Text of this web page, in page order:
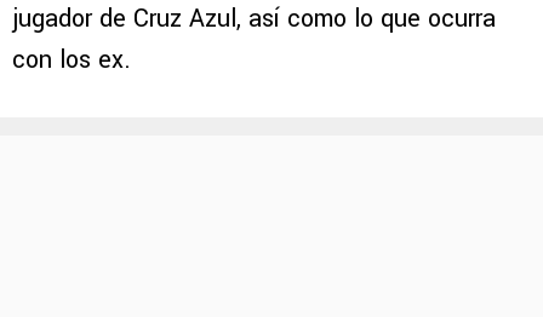
jugador de Cruz Azul, así como lo que ocurra
con los ex.